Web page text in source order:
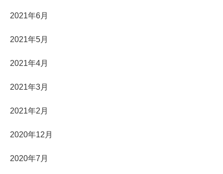
2021年6月
2021年5月
2021年4月
2021年3月
2021年2月
2020年12月
2020年7月